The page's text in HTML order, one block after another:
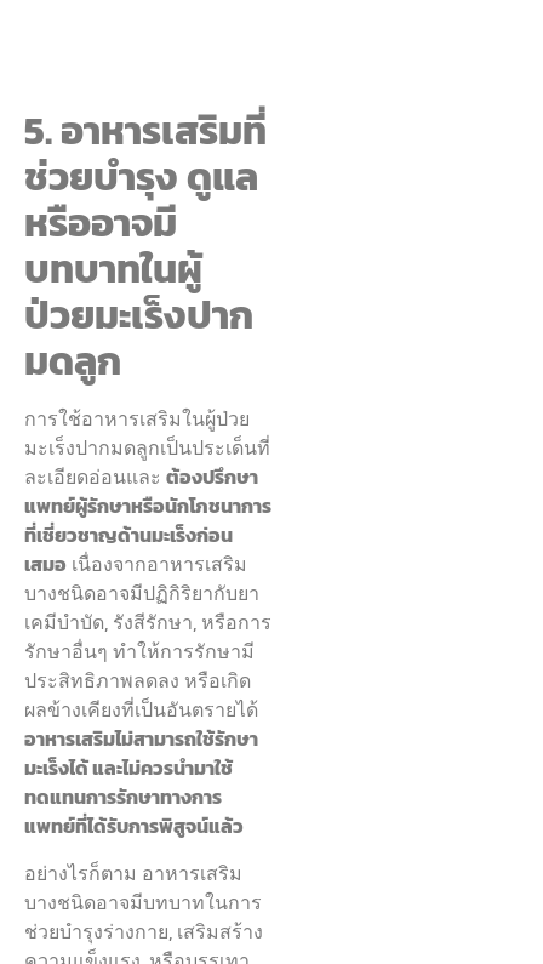
5. อาหารเสริมที่
ช่วยบำรุง ดูแล
หรืออาจมี
บทบาทในผู้
ป่วยมะเร็งปาก
มดลูก
การใช้อาหารเสริมในผู้ป่วย
มะเร็งปากมดลูกเป็นประเด็นที่
ละเอียดอ่อนและ ต้องปรึกษา
แพทย์ผู้รักษาหรือนักโภชนาการ
ที่เชี่ยวชาญด้านมะเร็งก่อน
เสมอ เนื่องจากอาหารเสริม
บางชนิดอาจมีปฏิกิริยากับยา
เคมีบำบัด, รังสีรักษา, หรือการ
รักษาอื่นๆ ทำให้การรักษามี
ประสิทธิภาพลดลง หรือเกิด
ผลข้างเคียงที่เป็นอันตรายได้
อาหารเสริมไม่สามารถใช้รักษา
มะเร็งได้ และไม่ควรนำมาใช้
ทดแทนการรักษาทางการ
แพทย์ที่ได้รับการพิสูจน์แล้ว
อย่างไรก็ตาม อาหารเสริม
บางชนิดอาจมีบทบาทในการ
ช่วยบำรุงร่างกาย, เสริมสร้าง